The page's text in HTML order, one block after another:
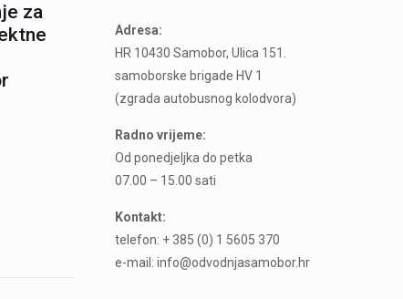
za
Adresa:
HR 10430 Samobor, Ulica 151.
samoborske brigade HV 1
(zgrada autobusnog kolodvora)
Radno vrijeme:
Od ponedjeljka do petka
07.00 – 15.00 sati
Kontakt:
telefon: + 385 (0) 1 5605 370
e-mail: info@odvodnjasamobor.hr